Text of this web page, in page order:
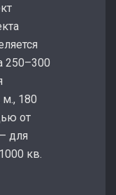
250–300
180
от
для
кв.